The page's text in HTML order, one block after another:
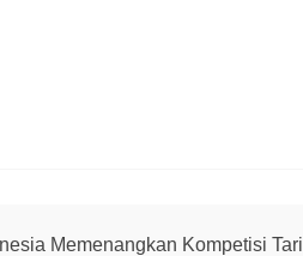
Memenangkan Kompetisi Tari